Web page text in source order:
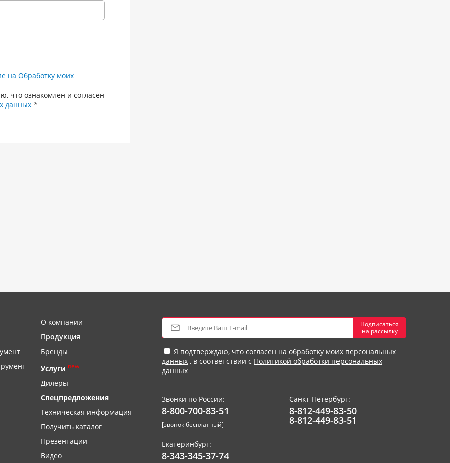
на Обработку моих
что ознакомлен и согласен
данных *
О компании
Продукция
Бренды
Услуги new
Дилеры
Спецпредложения
Техническая информация
Получить каталог
Презентации
Видео
Подписаться
на рассылку
Я подтверждаю, что согласен на обработку моих персональных
данных , в соответствии с Политикой обработки персональных
данных
Звонки по России:
8-800-700-83-51
[звонок бесплатный]
Санкт-Петербург:
8-812-449-83-50
8-812-449-83-51
Екатеринбург:
8-343-345-37-74